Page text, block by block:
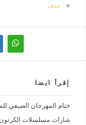
حذف
إقرأ ايضا
ختام المهرجان الصيفي
شارات مسلسلات الكرتون